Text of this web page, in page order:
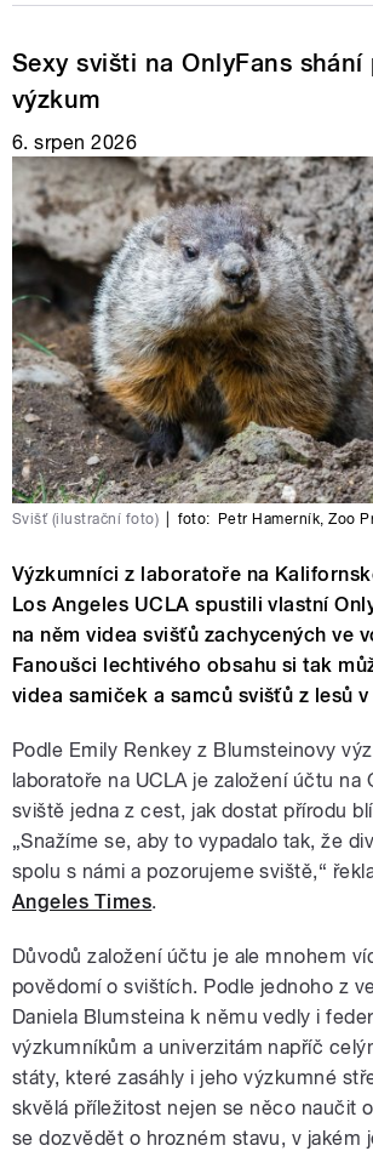
Sexy svišti na OnlyFans shání
výzkum
6. srpen 2026
Svišť (ilustrační foto) foto: Petr Hamerník ,Zoo
Výzkumníci z laboratoře na
Los Angeles UCLA spustili vlastní
na něm videa svišťů zachycených ve
Fanoušci lechtivého obsahu si tak
videa samiček a samců svišťů z lesů
Podle Emily Renkey z Blumsteinovy
laboratoře na UCLA je založení účtu na
sviště jedna z cest, jak dostat přírodu
„Snažíme se, aby to vypadalo tak, že
spolu s námi a pozorujeme sviště,“
Angeles Times.
Důvodů založení účtu je ale mnohem
povědomí o svištích. Podle jednoho z
Daniela Blumsteina k němu vedly i
výzkumníkům a univerzitám napříč
státy, které zasáhly i jeho výzkumné
skvělá příležitost nejen se něco naučit
se dozvědět o hrozném stavu, v jakém